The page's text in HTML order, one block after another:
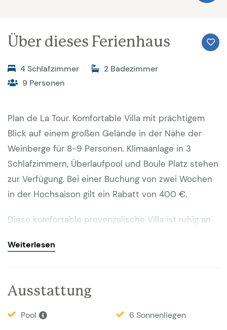
Über dieses Ferienhaus
4 Schlafzimmer
2 Badezimmer
9 Personen
Plan de La Tour. Komfortable Villa mit prächtigem
Blick auf einem großen Gelände in der Nähe der
Weinberge für 8-9 Personen. Klimaanlage in 3
Schlafzimmern, Überlaufpool und Boule Platz stehen
zur Verfügung. Bei einer Buchung von zwei Wochen
in der Hochsaison gilt ein Rabatt von 400 €.
Diese komfortable provenzalische Villa ist ruhig an
Lage auf einem kleinen Bergrücken eine schöne
Gelände dieser südlich ausgerichtete Villa befindet
sich außer einem Garten mit großem Rasen,
Weiterlesen
Ausstattung
Pool
6 Sonnenliegen